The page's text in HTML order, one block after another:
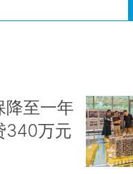
降至一年
340万元